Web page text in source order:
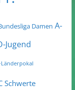
Damen A-
Jugend
Länderpokal
Schwerte